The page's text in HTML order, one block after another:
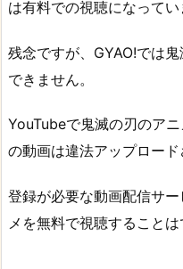
は有料での視聴になってい
残念ですが、GYAO!では
できません。
YouTubeで鬼滅の刃のア
の動画は違法アップロード
登録が必要な動画配信サ
メを無料で視聴することは